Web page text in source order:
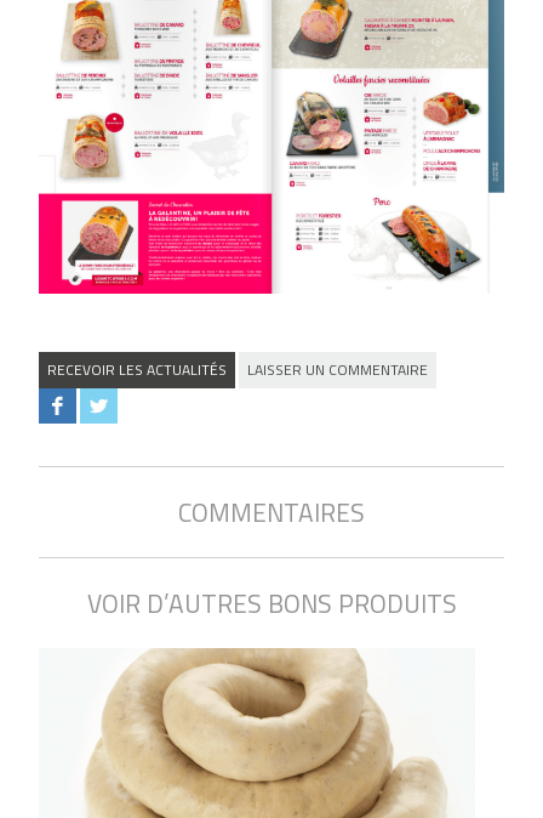
RECEVOIR LES ACTUALITÉS LAISSER UN COMMENTAIRE
COMMENTAIRES
VOIR D’AUTRES BONS PRODUITS